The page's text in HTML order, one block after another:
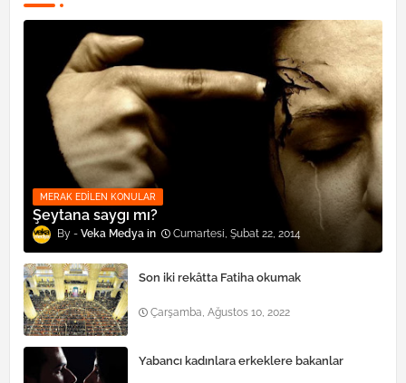
MERAK EDILEN KONULAR
Şeytana saygı mı?
Veka Medya Cumartesi, Şubat 22, 2014
Son iki rekâtta Fatiha okumak
Çarşamba, Ağustos 10, 2022
Yabancı kadınlara erkeklere bakanlar